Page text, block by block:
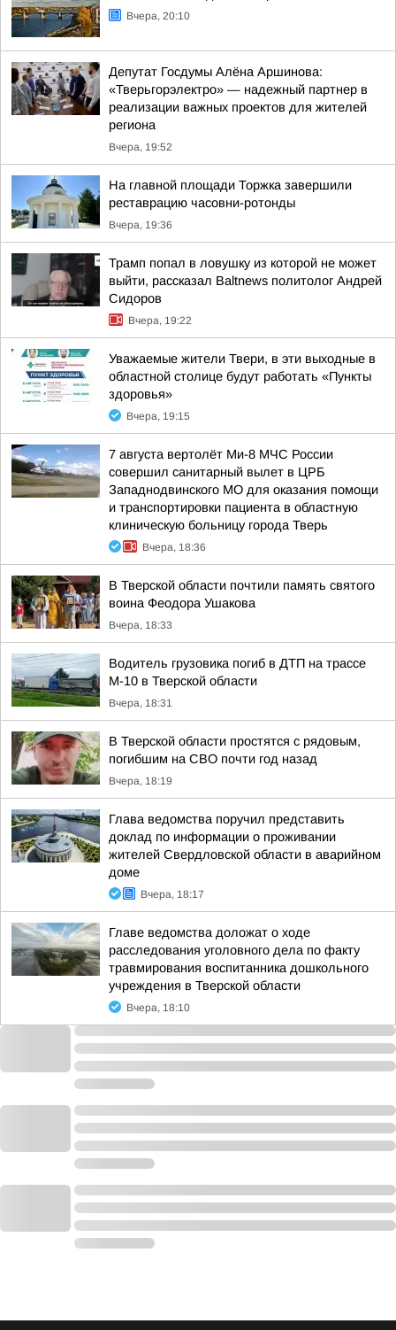
Вчера, 20:10
Депутат Госдумы Алёна Аршинова:
«Тверьгорэлектро» — надежный партнер в
реализации важных проектов для жителей
региона
Вчера, 19:52
На главной площади Торжка завершили
реставрацию часовни-ротонды
Вчера, 19:36
Трамп попал в ловушку из которой не может
выйти, рассказал Baltnews политолог Андрей
Сидоров
Вчера, 19:22
Уважаемые жители Твери, в эти выходные в
областной столице будут работать «Пункты
здоровья»
Вчера, 19:15
7 августа вертолёт Ми-8 МЧС России
совершил санитарный вылет в ЦРБ
Западнодвинского МО для оказания помощи
и транспортировки пациента в областную
клиническую больницу города Тверь
Вчера, 18:36
В Тверской области почтили память святого
воина Феодора Ушакова
Вчера, 18:33
Водитель грузовика погиб в ДТП на трассе
М-10 в Тверской области
Вчера, 18:31
В Тверской области простятся с рядовым,
погибшим на СВО почти год назад
Вчера, 18:19
Глава ведомства поручил представить
доклад по информации о проживании
жителей Свердловской области в аварийном
доме
Вчера, 18:17
Главе ведомства доложат о ходе
расследования уголовного дела по факту
травмирования воспитанника дошкольного
учреждения в Тверской области
Вчера, 18:10